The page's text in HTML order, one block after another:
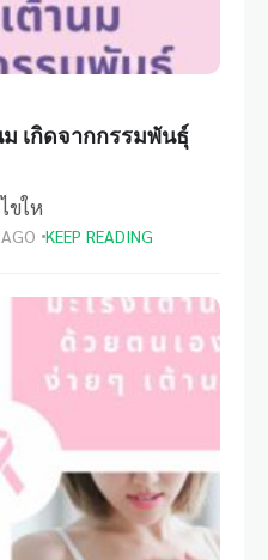
เกิดจากกรรมพันธุ์
ขให
KEEP READING